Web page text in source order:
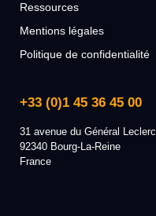
Ressources
Mentions légales
Politique de confidentialité
+33 (0)1 45 36 45 00
31 avenue du Général Leclerc
92340 Bourg-La-Reine
France